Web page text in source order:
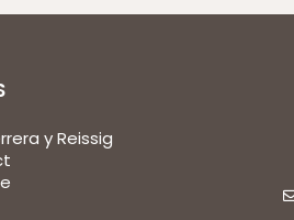
y Reissig